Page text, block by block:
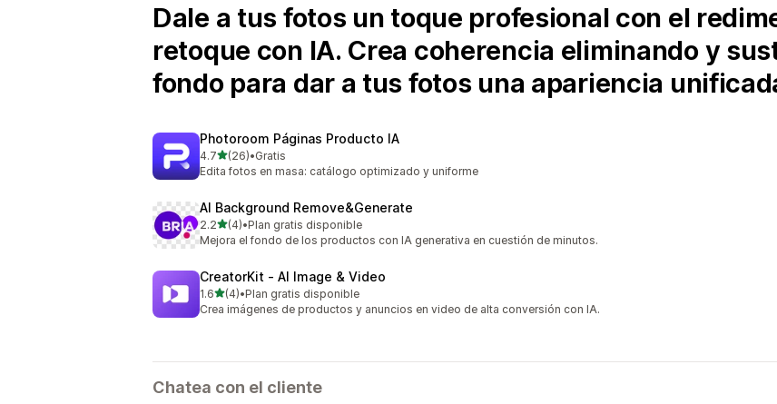
Dale a tus fotos un toque profesional con el
retoque con IA. Crea coherencia eliminando y
fondo para dar a tus fotos una apariencia
Photoroom Páginas Producto IA
4.7de 5 estrellas
(26)
26 reseñas en total
•Gratis
Edita fotos en masa: catálogo optimizado y uniforme
AI Background Remove&Generate
2.2de 5 estrellas
(4)
4 reseñas en total
•Plan gratis disponible
Mejora el fondo de los productos con IA generativa en cuestión de minutos.
CreatorKit ‑ AI Image & Video
1.6de 5 estrellas
(4)
4 reseñas en total
•Plan gratis disponible
Crea imágenes de productos y anuncios en video de alta conversión con IA.
Chatea con el cliente